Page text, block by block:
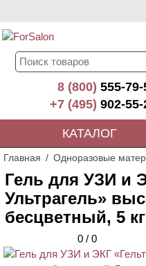
8 (800)555-79-
+7 (495)902-55-
КАТАЛОГ
Главная Одноразовые
Гель для УЗИ и
Ультрагель»
бесцветный, 5 кг
0 / 0